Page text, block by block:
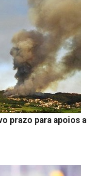
prazo para apoios a